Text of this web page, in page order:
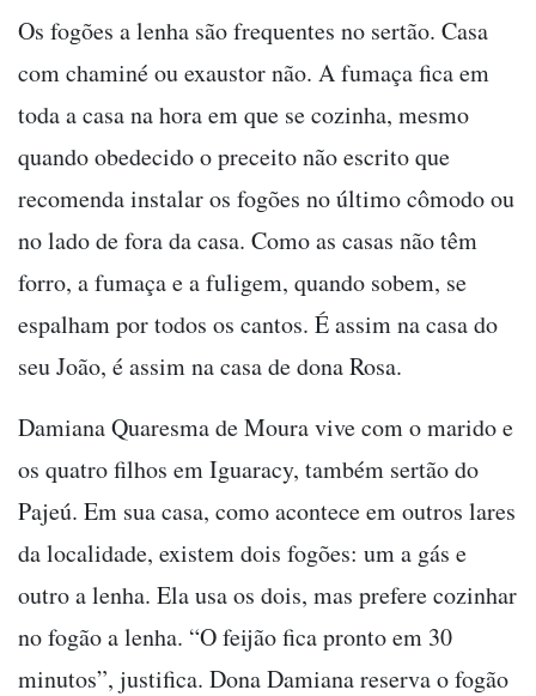
Os fogões a lenha são frequentes no sertão. Casa
com chaminé ou exaustor não. A fumaça fica em
toda a casa na hora em que se cozinha, mesmo
quando obedecido o preceito não escrito que
recomenda instalar os fogões no último cômodo ou
no lado de fora da casa. Como as casas não têm
forro, a fumaça e a fuligem, quando sobem, se
espalham por todos os cantos. É assim na casa do
seu João, é assim na casa de dona Rosa.
Damiana Quaresma de Moura vive com o marido e
os quatro filhos em Iguaracy, também sertão do
Pajeú. Em sua casa, como acontece em outros lares
da localidade, existem dois fogões: um a gás e
outro a lenha. Ela usa os dois, mas prefere cozinhar
no fogão a lenha. “O feijão fica pronto em 30
minutos”, justifica. Dona Damiana reserva o fogão